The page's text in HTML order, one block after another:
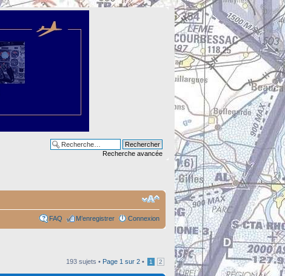
Recherche avancée
FAQ M’enregistrer Connexion
193 sujets • Page 1 sur 2 • 1 2